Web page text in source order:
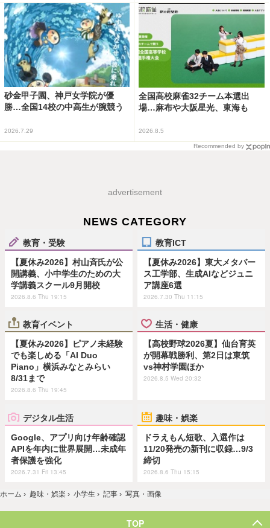
砂金甲子園、神戸女学院が優
勝…全国14校の中高生が腕競う
2026.7.29
全国高校麻雀32チーム本選出
場…麻布や大阪星光、東海も
2026.8.5
Recommended by
advertisement
NEWS CATEGORY
教育・受験
【夏休み2026】村山斉氏が公
開講義、小中学生のための大
学講義スクール9月開校
2026.8.6 Thu 19:15
教育ICT
【夏休み2026】東大メタバー
ス工学部、生成AIなどジュニ
ア講座6選
2026.7.30 Thu 11:15
教育イベント
【夏休み2026】ピアノ未経験
でも楽しめる「AI Duo
Piano」横浜みなとみらい
8/31まで
2026.8.6 Thu 19:45
生活・健康
【高校野球2026夏】仙台育英
が開幕戦勝利、第2日は東筑
vs神村学園ほか
2026.8.5 Wed 20:32
デジタル生活
Google、アプリ向け年齢確認
APIを年内に世界展開…未成年
者保護を強化
2026.7.31 Fri 13:45
趣味・娯楽
ドラえもん短歌、入選作は
11/20発売の新刊に収録…9/3
締切
2026.8.6 Thu 15:15
ホーム › 趣味・娯楽 › 小学生 › 記事 › 写真・画像
TOP